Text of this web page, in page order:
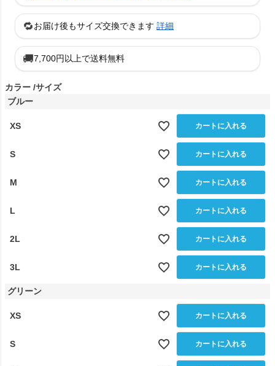
🔁お届け後もサイズ交換できます 詳細
🚚7,700円以上で送料無料
カラー サイズ
ブルー
XS カートに入れる
S カートに入れる
M カートに入れる
L カートに入れる
2L カートに入れる
3L カートに入れる
グリーン
XS カートに入れる
S カートに入れる